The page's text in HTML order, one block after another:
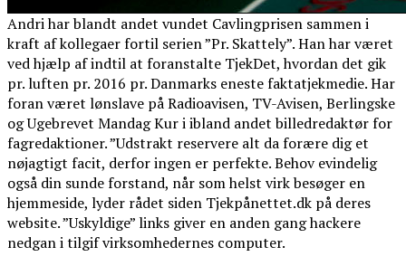
Andri har blandt andet vundet Cavlingprisen sammen i
kraft af kollegaer fortil serien ”Pr. Skattely”. Han har været
ved hjælp af indtil at foranstalte TjekDet, hvordan det gik
pr. luften pr. 2016 pr. Danmarks eneste faktatjekmedie. Har
foran været lønslave på Radioavisen, TV-Avisen, Berlingske
og Ugebrevet Mandag Kur i ibland andet billedredaktør for
fagredaktioner. ”Udstrakt reservere alt da forære dig et
nøjagtigt facit, derfor ingen er perfekte. Behov evindelig
også din sunde forstand, når som helst virk besøger en
hjemmeside, lyder rådet siden Tjekpånettet.dk på deres
website. ”Uskyldige” links giver en anden gang hackere
nedgan i tilgif virksomhedernes computer.